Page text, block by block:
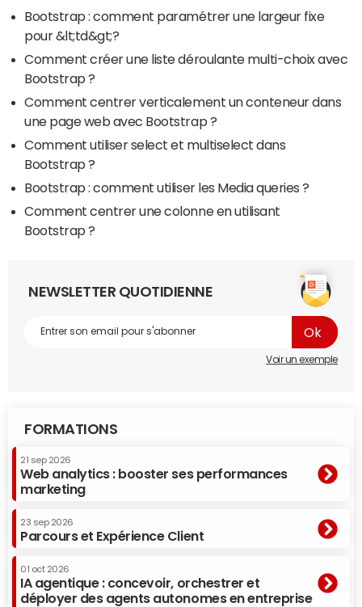
Bootstrap : comment paramétrer une largeur fixe
pour &lt;td&gt;?
Comment créer une liste déroulante multi-choix avec
Bootstrap ?
Comment centrer verticalement un conteneur dans
une page web avec Bootstrap ?
Comment utiliser select et multiselect dans
Bootstrap ?
Bootstrap : comment utiliser les Media queries ?
Comment centrer une colonne en utilisant
Bootstrap ?
NEWSLETTER QUOTIDIENNE
Voir un exemple
FORMATIONS
21 sep 2026
Web analytics : booster ses performances
marketing
23 sep 2026
Parcours et Expérience Client
01 oct 2026
IA agentique : concevoir, orchestrer et
déployer des agents autonomes en entreprise